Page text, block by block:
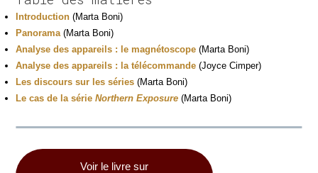
Intro­duc­tion (Mar­ta Boni)
Pano­ra­ma(Mar­ta Boni)
Ana­lyse des appa­reils : le magné­to­scope (Mar­ta Boni)
Ana­lyse des appa­reils : la télé­com­mande (Joyce Cimper)
Les dis­cours sur les séries (Mar­ta Boni)
Le cas de la sérieNor­thern Expo­sure (Mar­ta Boni)
Voir le livre sur